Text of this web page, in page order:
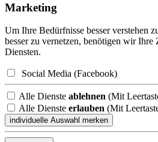
Marketing
Um Ihre Bedürfnisse besser verstehen
besser zu vernetzen, benötigen wir
Diensten.
Social Media (Facebook)
Alle Dienste ablehnen (Mit
Alle Dienste erlauben (Mit